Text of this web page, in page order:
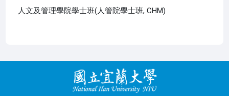
人文及管理學院學士班(人管院學士班, CHM)